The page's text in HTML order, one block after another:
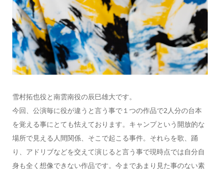
雪村拓也役と南雲南役の辰巳雄大です。
今回、公演毎に役が違うと言う事で１つの作品で2人分の台本
を覚える事にとても怯えております。キャンプという開放的な
場所で見える人間関係、そこで起こる事件。それらを歌、踊
り、アドリブなどを交えて演じると言う事で現時点では自分自
身も全く想像できない作品です。今まであまり見た事のない素